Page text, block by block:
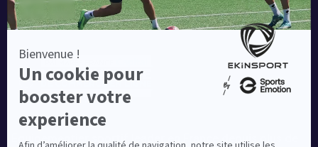
Equipementier sportif leader en France depuis plus de